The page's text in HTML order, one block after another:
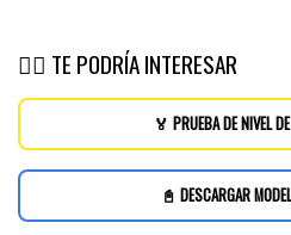
👉🏽 TE PODRÍA INTERESAR
🏅 PRUEBA DE NIVEL
📓 DESCARGAR